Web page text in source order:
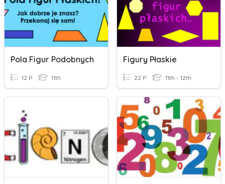
Pola Figur Podobnych
12 P 11th
Figury Płaskie
22 P 11th - 12th